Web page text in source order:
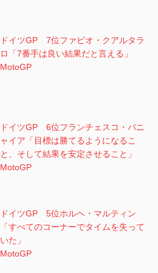
ドイツGP 7位ファビオ・クアルタラ
ロ「7番手は良い結果だと言える」
MotoGP
ドイツGP 6位フランチェスコ・バニ
ャイア「目標は勝てるようになるこ
と、そして結果を安定させること」
MotoGP
ドイツGP 5位ホルヘ・マルティン
「すべてのコーナーでタイムを失って
いた」
MotoGP